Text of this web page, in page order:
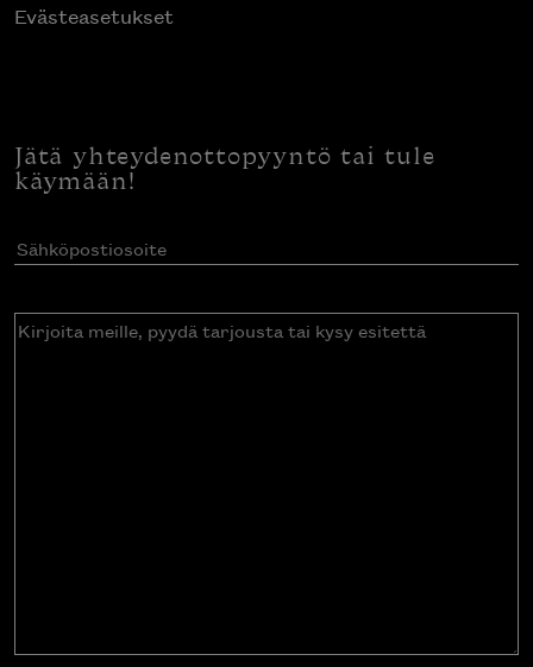
Evästeasetukset
Jätä yhteydenottopyyntö tai tule
käymään!
Sähköpostiosoite(Pakollinen)
Kirjoita